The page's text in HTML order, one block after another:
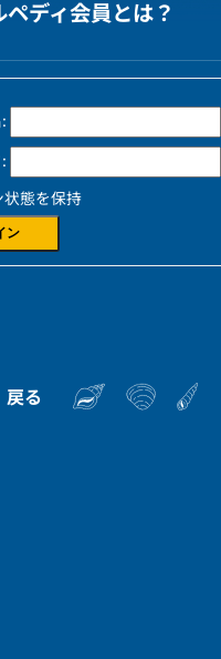
ペディ会員とは？
状態を保持
ン
戻る